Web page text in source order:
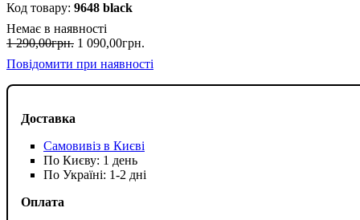
Доставка
Самовивіз в Києві
По Києву: 1 день
По Україні: 1-2 дні
Оплата
9648 black
Немає в наявності
1 290,00грн. 1 090,00грн.
Повідомити при наявності